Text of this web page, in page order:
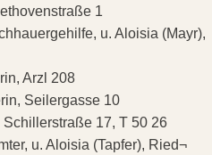
1
u. Aloisia (Mayr),
Arzl 208
Seilergasse 10
17, T 50 26
u. Aloisia (Tapfer), Ried¬